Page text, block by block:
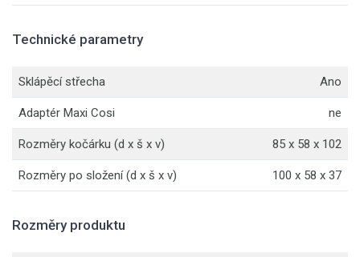
Technické parametry
Sklápěcí střecha Ano
Adaptér Maxi Cosi ne
Rozměry kočárku (d x š x v) 85 x 58 x 102
Rozměry po složení (d x š x v) 100 x 58 x 37
Rozměry produktu